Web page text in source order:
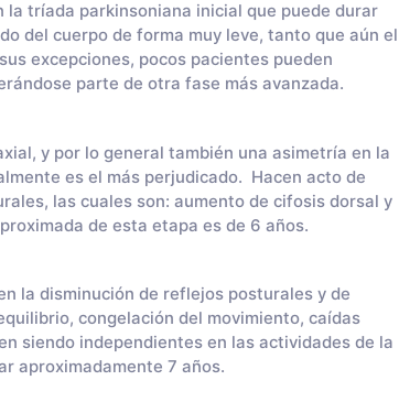
tríada parkinsoniana inicial que puede durar
del cuerpo de forma muy leve, tanto que aún el
excepciones, pocos pacientes pueden
parte de otra fase más avanzada.
y por lo general también una asimetría en la
es el más perjudicado. Hacen acto de
las cuales son: aumento de cifosis dorsal y
de esta etapa es de 6 años.
la disminución de reflejos posturales y de
congelación del movimiento, caídas
siendo independientes en las actividades de la
aproximadamente 7 años.